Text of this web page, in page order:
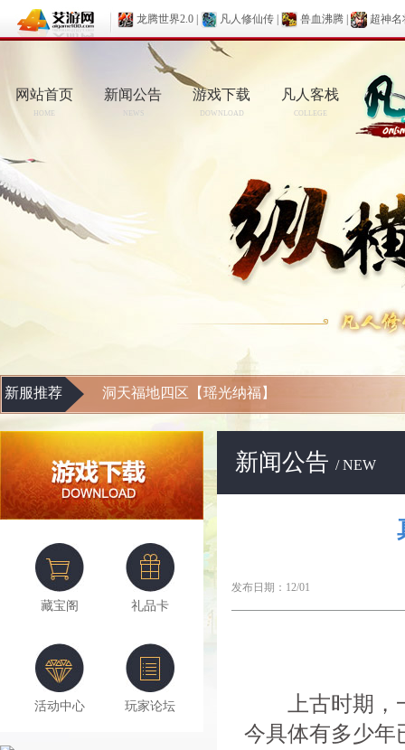
龙腾世界2.0 凡人修仙传 兽血沸腾 超神名
网站首页
HOME
新闻公告
NEWS
游戏下载
DOWNLOAD
凡人客栈
COLLEGE
新服推荐 洞天福地四区【瑶光纳福】
藏宝阁 礼品卡
活动中心 玩家论坛
新闻公告 / NEW
发布日期：12/01
上古时期，一
今具体有多少年